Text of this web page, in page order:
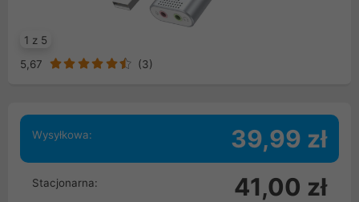
1 z 5
5,67 (3)
Wysyłkowa: 39,99 zł
Stacjonarna: 41,00 zł